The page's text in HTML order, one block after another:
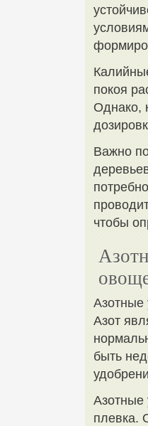
покоя
Однако,
Важно
чтобы
Азотные
Азот
быть
Азотные
плевка.